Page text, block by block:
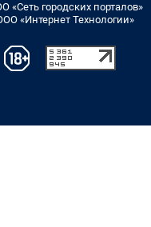
«Сеть городских порталов»
«Интернет Технологии»